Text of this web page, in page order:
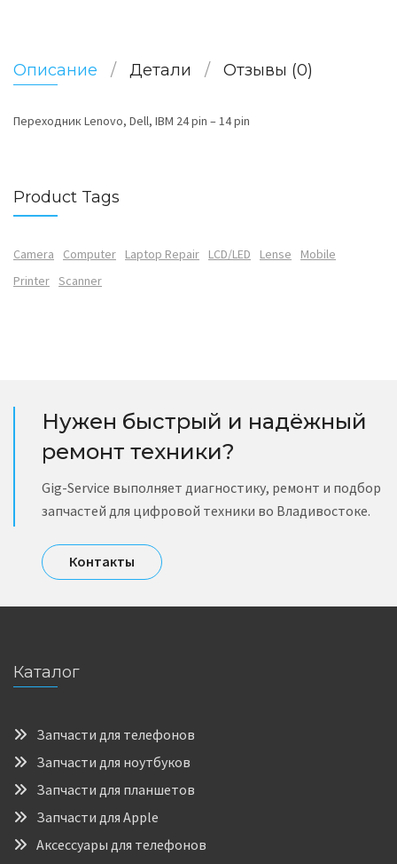
Описание Детали Отзывы (0)
Переходник Lenovo, Dell, IBM 24 pin – 14 pin
Product Tags
Camera Computer Laptop Repair LCD/LED Lense
Mobile
Printer Scanner
Нужен быстрый и надёжный
ремонт техники?
Gig-Service выполняет диагностику, ремонт и подбор
запчастей для цифровой техники во Владивостоке.
Контакты
Каталог
Запчасти для телефонов
Запчасти для ноутбуков
Запчасти для планшетов
Запчасти для Apple
Аксессуары для телефонов